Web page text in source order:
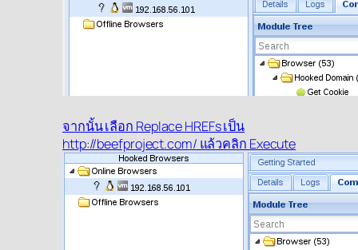
จากนั้น เลือก Replace HREFs เป็น
http://beefproject.com/ แล้วคลิก Execute